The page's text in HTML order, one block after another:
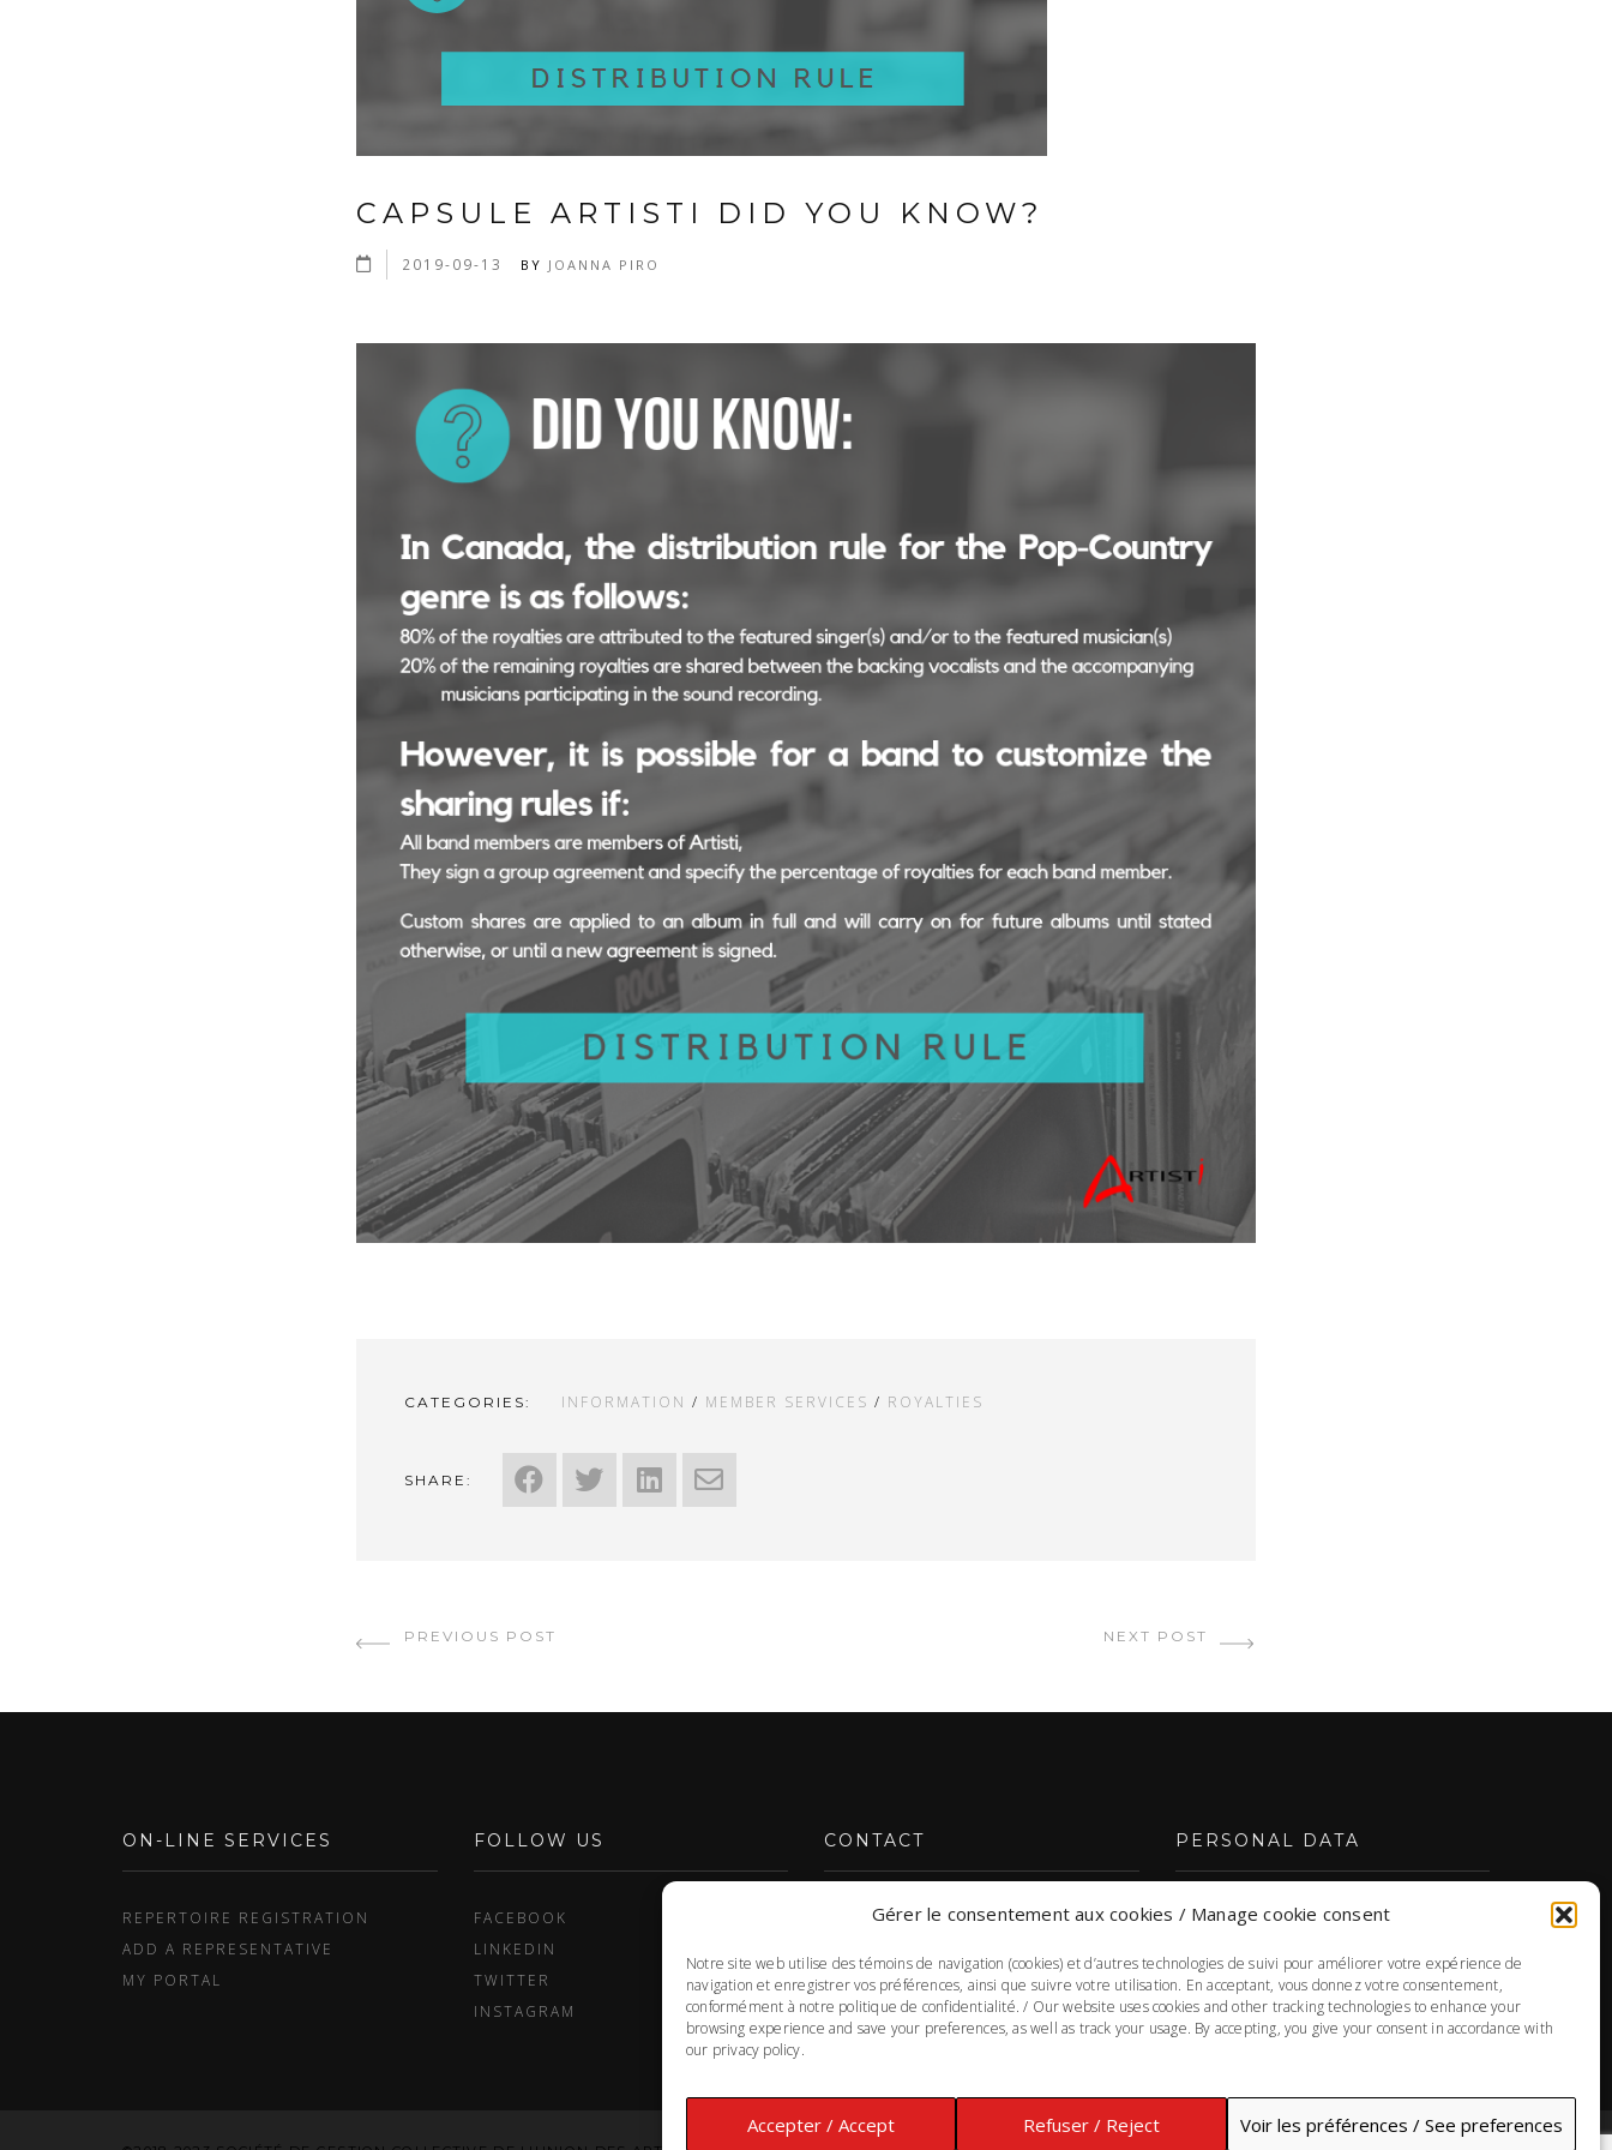
Gérer le consentement aux cookies / Manage cookie consent
Notre site web utilise des témoins de navigation (cookies) et d’autres technologies de suivi pour améliorer votre expérience de
navigation et enregistrer vos préférences, ainsi que suivre votre utilisation. En acceptant, vous donnez votre consentement,
conformément à notre politique de confidentialité. / Our website uses cookies and other tracking technologies to enhance your
browsing experience and save your preferences, as well as track your usage. By accepting, you give your consent in accordance with
our privacy policy.
Accepter / Accept Refuser / Reject Voir les préférences / See preferences
CAPSULE ARTISTI DID YOU KNOW?
2019-09-13 BY JOANNA PIRO
CATEGORIES: INFORMATION / MEMBER SERVICES / ROYALTIES
SHARE:
PREVIOUS POST NEXT POST
ON-LINE SERVICES
REPERTOIRE REGISTRATION
ADD A REPRESENTATIVE
MY PORTAL
FOLLOW US
FACEBOOK
LINKEDIN
TWITTER
INSTAGRAM
CONTACT
CONTACT US
PERSONAL DATA
PERSONAL DATA PRIVACY POLICY
personal information: Annie Morin